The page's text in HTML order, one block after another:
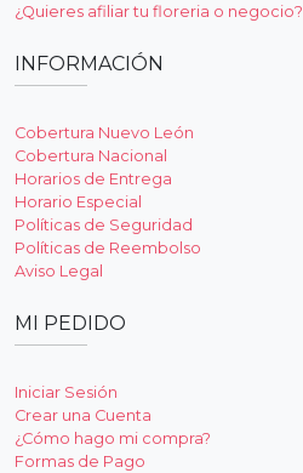
¿Quieres afiliar tu floreria o negocio?
INFORMACIÓN
Cobertura Nuevo León
Cobertura Nacional
Horarios de Entrega
Horario Especial
Políticas de Seguridad
Políticas de Reembolso
Aviso Legal
MI PEDIDO
Iniciar Sesión
Crear una Cuenta
¿Cómo hago mi compra?
Formas de Pago